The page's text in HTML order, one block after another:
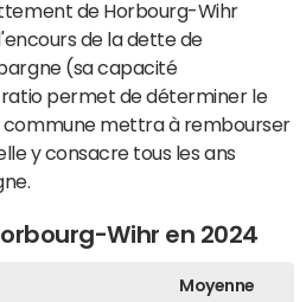
de Horbourg-Wihr
de la dette de
(sa capacité
permet de déterminer le
commune mettra à rembourser
y consacre tous les ans
Wihr en 2024
Moyenne